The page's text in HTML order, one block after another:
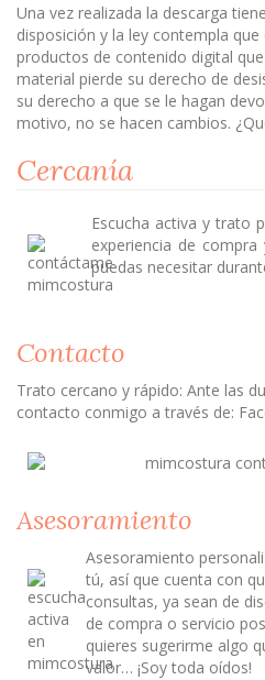
Una vez realizada la descarga
disposición y la ley contempla
productos de contenido digital
material pierde su derecho de
su derecho a que se le hagan
motivo, no se hacen cambios.
Cercanía
Escucha activa y trato
experiencia de
puedas necesitar
Contacto
Trato cercano y rápido: Ante las
contacto conmigo a través de:
Asesoramiento
Asesoramiento
tú, así que cuenta con
consultas, ya sean de
de compra o servicio
quieres sugerirme algo
valor… ¡Soy toda oídos!